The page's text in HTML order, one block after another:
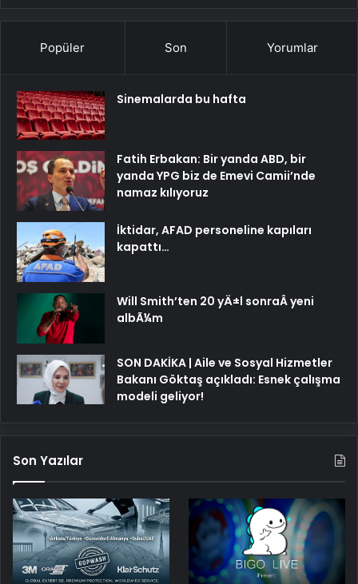
Popüler Son Yorumlar
Sinemalarda bu hafta
Fatih Erbakan: Bir yanda ABD, bir
yanda YPG biz de Emevi Camii’nde
namaz kılıyoruz
İktidar, AFAD personeline kapıları
kapattı…
Will Smith’ten 20 yÄ±l sonraÂ yeni
albÃ¼m
SON DAKİKA | Aile ve Sosyal Hizmetler
Bakanı Göktaş açıkladı: Esnek çalışma
modeli geliyor!
Son Yazılar